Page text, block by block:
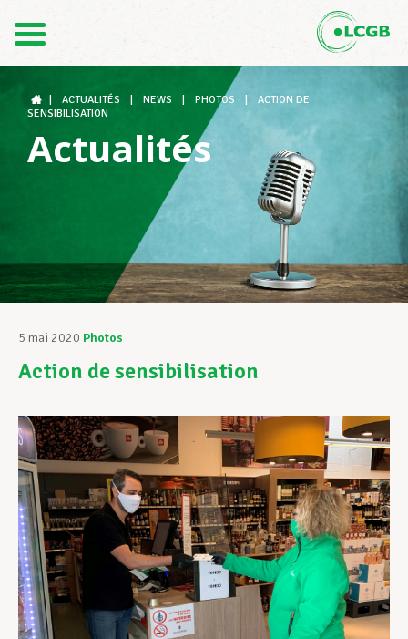
DE
Le LCGB
Structures syndicales
Assistance au Travail
Vos droits
Assistance en vie privée
Développement professionnel
Devenir Membre
ACTUALITÉS NEWS PHOTOS
ACTION DE
SENSIBILISATION
Actualités
5 mai 2020 Photos
Action de sensibilisation